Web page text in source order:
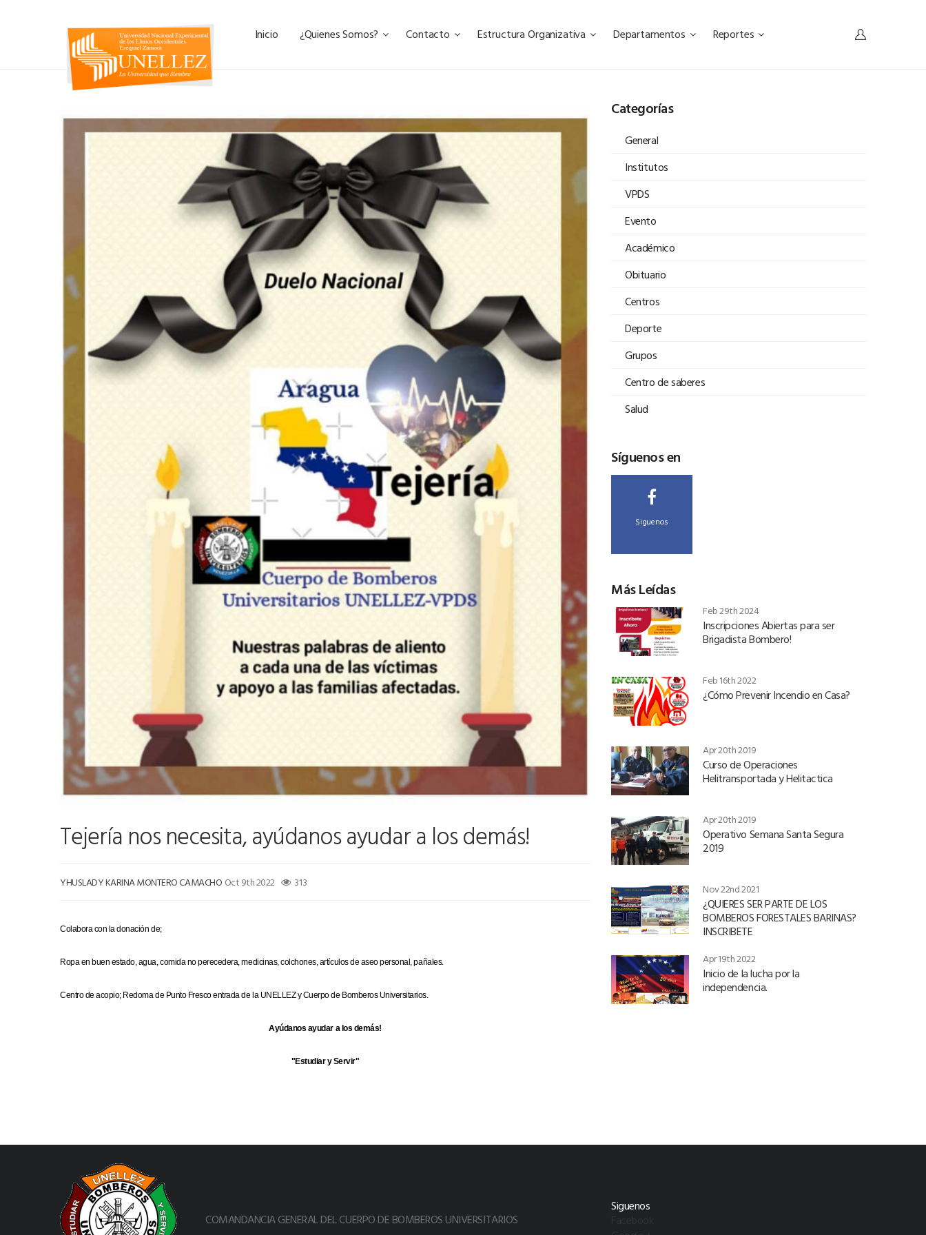
Inicio ¿Quienes Somos? Contacto Estructura Organizativa Departamentos Reportes
Tejería nos necesita, ayúdanos ayudar a los demás!
YHUSLADY KARINA MONTERO CAMACHO Oct 9th 2022 313
Colabora con la donación de;
Ropa en buen estado, agua, comida no perecedera, medicinas, colchones, artículos de aseo personal, pañales.
Centro de acopio; Redoma de Punto Fresco entrada de la UNELLEZ y Cuerpo de Bomberos Universitarios.
Ayúdanos ayudar a los demás!
"Estudiar y Servir"
Categorías
General
Institutos
VPDS
Evento
Académico
Obituario
Centros
Deporte
Grupos
Centro de saberes
Salud
Síguenos en
Siguenos
Más Leídas
Feb 29th 2024
Inscripciones Abiertas para ser
Brigadista Bombero!
Feb 16th 2022
¿Cómo Prevenir Incendio en Casa?
Apr 20th 2019
Curso de Operaciones
Helitransportada y Helitactica
Apr 20th 2019
Operativo Semana Santa Segura
2019
Nov 22nd 2021
¿QUIERES SER PARTE DE LOS
BOMBEROS FORESTALES BARINAS?
INSCRIBETE
Apr 19th 2022
Inicio de la lucha por la
independencia.
COMANDANCIA GENERAL DEL CUERPO DE BOMBEROS UNIVERSITARIOS
Siguenos